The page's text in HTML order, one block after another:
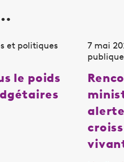
et politiques
le poids
7 mai